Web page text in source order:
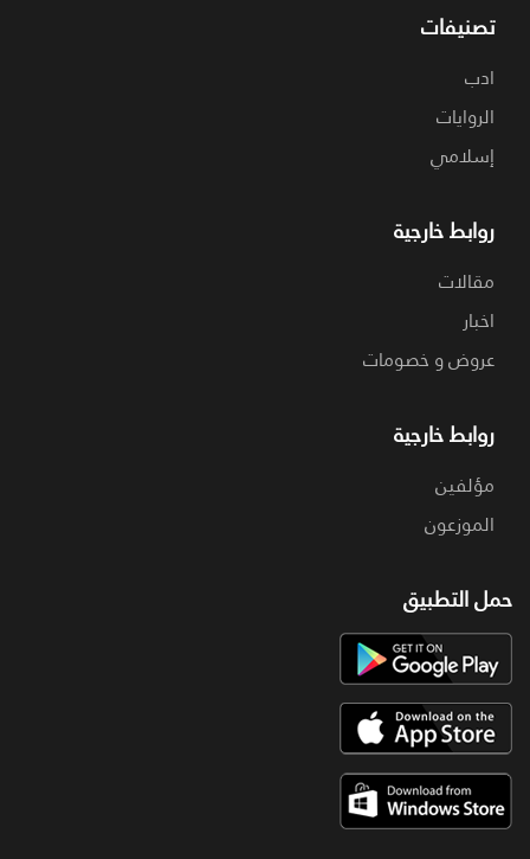
تصنيفات
ادب
الروايات
إسلامي
روابط خارجية
مقالات
اخبار
عروض و خصومات
روابط خارجية
مؤلفين
الموزعون
حمل التطبيق